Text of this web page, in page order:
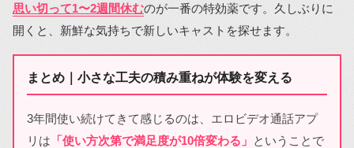
思い切って1〜2週間休むのが一番の特効薬です。久しぶりに
開くと、新鮮な気持ちで新しいキャストを探せます。
まとめ｜小さな工夫の積み重ねが体験を変える
3年間使い続けてきて感じるのは、エロビデオ通話アプ
リは 「使い方次第で満足度が10倍変わる」 ということで